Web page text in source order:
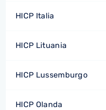
HICP Italia
HICP Lituania
HICP Lussemburgo
HICP Olanda